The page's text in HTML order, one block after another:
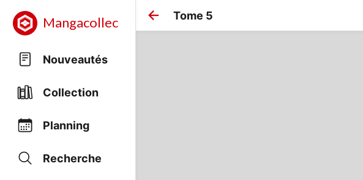
Mangacollec
Nouveautés
Collection
Planning
Recherche
Tome 5